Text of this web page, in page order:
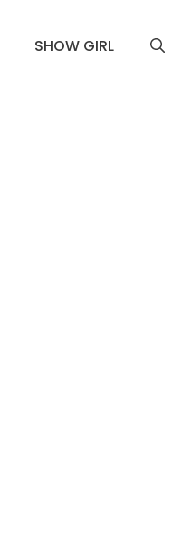
SHOW GIRL